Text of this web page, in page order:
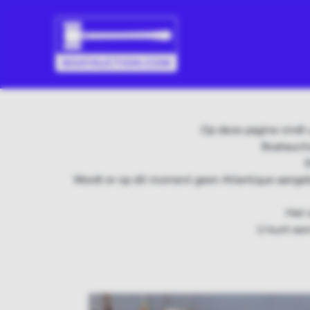
Op deze pagina
Wordt er op dit moment geen Atlantique
Het
U kunt